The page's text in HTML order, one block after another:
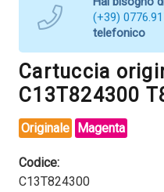
(+39)
telefonico
Cartuccia
C13T824300
Originale Magenta
Codice:
C13T824300